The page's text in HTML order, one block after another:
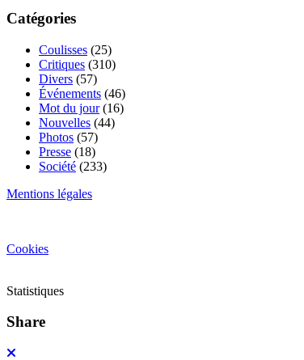
Catégories
Coulisses (25)
Critiques (310)
Divers (57)
Événements (46)
Mot du jour(16)
Nouvelles (44)
Photos (57)
Presse (18)
Société (233)
Mentions légales
Cookies
Statistiques
Share